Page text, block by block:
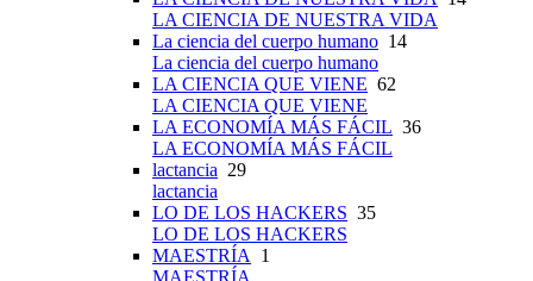
LA CIENCIA DE NUESTRA VIDA
La ciencia del cuerpo humano 14
La ciencia del cuerpo humano
LA CIENCIA QUE VIENE 62
LA CIENCIA QUE VIENE
LA ECONOMÍA MÁS FÁCIL 36
LA ECONOMÍA MÁS FÁCIL
lactancia 29
lactancia
LO DE LOS HACKERS 35
LO DE LOS HACKERS
MAESTRÍA 1